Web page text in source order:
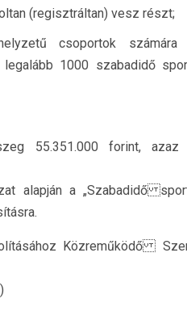
(regisztráltan) vesz részt;
csoportok
1000 szabadidő
55.351.000 forint, azaz
alapján a „Szabadidő
Közreműködő